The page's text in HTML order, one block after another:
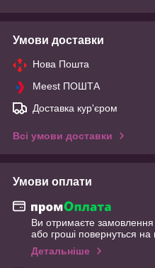
Умови доставки
Нова Пошта
Meest ПОШТА
Доставка кур'єром
Всі умови доставки
Умови оплати
Ви отримаєте замовлення
або гроші повернуться на
Детальніше